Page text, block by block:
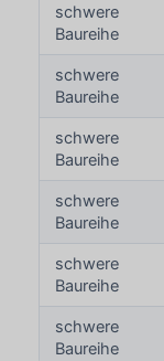
schwere
Baureihe
schwere
Baureihe
schwere
Baureihe
schwere
Baureihe
schwere
Baureihe
schwere
Baureihe